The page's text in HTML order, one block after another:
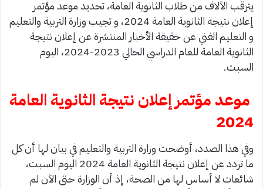
يترقب الآلاف من طلاب الثانوية العامة، تحديد موعد مؤتمر
إعلان نتيجة الثانوية العامة 2024، و تجيب وزارة التربية والتعليم
و التعليم الفني عن حقيقة الأخبار المنتشرة عن إعلان نتيجة
الثانوية العامة للعام الدراسي الحالي 2023-2024، اليوم
السبت.
موعد مؤتمر إعلان نتيجة الثانوية العامة
2024
وفي هذا الصدد، أوضحت وزارة التربية والتعليم في بيان لها أن كل
ما تردد عن إعلان نتيجة الثانوية العامة 2024 اليوم السبت،
شائعات لا أساس لها من الصحة، إذ أن الوزارة حتى الآن لم